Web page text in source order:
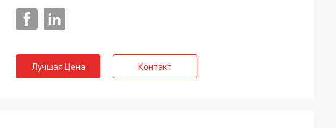
Лучшая Цена Контакт